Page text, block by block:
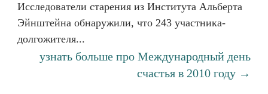
Исследователи старения из Института Альберта
Эйнштейна обнаружили, что 243 участника-
долгожителя...
узнать больше про Международный день
счастья в 2010 году →